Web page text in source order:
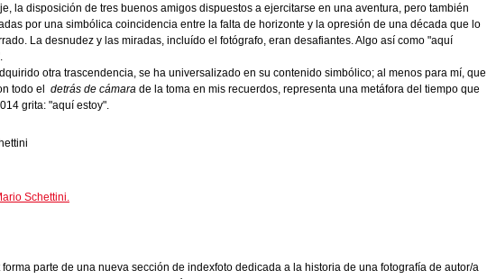
la disposición de tres buenos amigos dispuestos a ejercitarse en una aventura, pero también
por una simbólica coincidencia entre la falta de horizonte y la opresión de una década que lo
La desnudez y las miradas, incluído el fotógrafo, eran desafiantes. Algo así como "aquí
otra trascendencia, se ha universalizado en su contenido simbólico; al menos para mí, que
todo el detrás de cámara de la toma en mis recuerdos, representa una metáfora del tiempo que
grita: "aquí estoy".
Schettini.
forma parte de una nueva sección de indexfoto dedicada a la historia de una fotografía de autor/a